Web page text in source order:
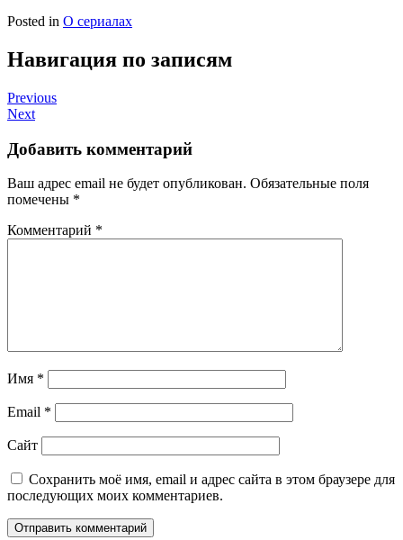
Posted in О сериалах
Навигация по записям
Previous
Next
Добавить комментарий
Ваш адрес email не будет опубликован. Обязательные поля
помечены *
Комментарий *
Имя *
Email *
Сайт
Сохранить моё имя, email и адрес сайта в этом браузере для
последующих моих комментариев.